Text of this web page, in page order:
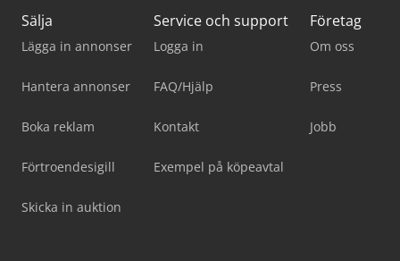
Sälja
Lägga in annonser
Hantera annonser
Boka reklam
Förtroendesigill
Skicka in auktion
Service och support
Logga in
FAQ/Hjälp
Kontakt
Exempel på köpeavtal
Företag
Om oss
Press
Jobb